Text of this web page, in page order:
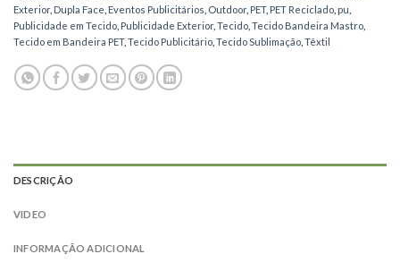
Exterior, Dupla Face Eventos Publicitários Outdoor, PET, PET Reciclado pu
Publicidade em Tecido Publicidade Exterior, Tecido Tecido Bandeira Mastro
Tecido em Bandeira PET, Tecido Publicitário Tecido Sublimação Têxtil
DESCRIÇÃO
VIDEO
INFORMAÇÃO ADICIONAL